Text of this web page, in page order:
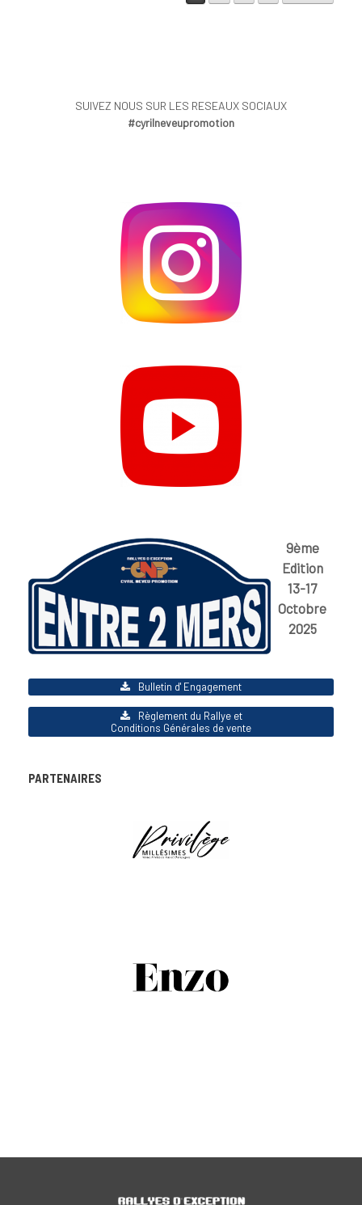
SUIVEZ NOUS SUR LES RESEAUX SOCIAUX
#cyrilneveupromotion
9ème
Edition
13-17
Octobre
2025
Bulletin d' Engagement
Règlement du Rallye et
Conditions Générales de vente
PARTENAIRES